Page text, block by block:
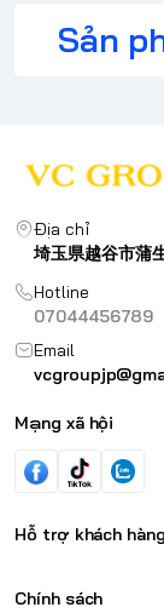
Sản
Địa chỉ
埼玉県越谷市蒲
Hotline
07044456789
Email
Mạng xã hội
Hỗ trợ khách hàng
Chính sách